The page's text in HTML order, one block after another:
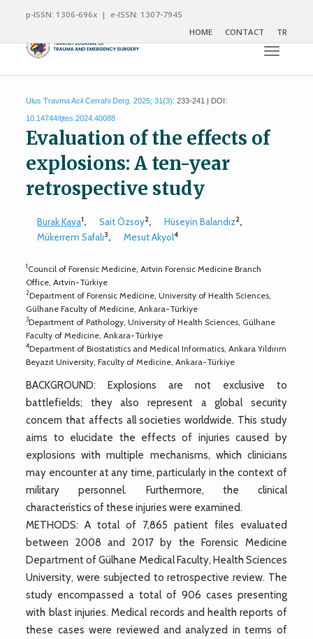
p-ISSN: 1306-696x | e-ISSN: 1307-7945
HOME
CONTACT TR
Toggle
Ulus Travma Acil Cerrahi Derg. 2025; 31(3): 233-241 | DOI:
10.14744/tjtes.2024.40088
Evaluation of the effects of
explosions: A ten-year
retrospective study
Burak Kaya1, Sait Özsoy2, Hüseyin Balandız2,
Mükerrem Safalı3, Mesut Akyol4
1Council of Forensic Medicine, Artvin Forensic Medicine Branch
Office, Artvin-Türkiye
2Department of Forensic Medicine, University of Health Sciences,
Gülhane Faculty of Medicine, Ankara-Türkiye
3Department of Pathology, University of Health Sciences, Gülhane
Faculty of Medicine, Ankara-Türkiye
4Department of Biostatistics and Medical Informatics, Ankara Yıldırım
Beyazıt University, Faculty of Medicine, Ankara-Türkiye
BACKGROUND: Explosions are not exclusive to
battlefields; they also represent a global security
concern that affects all societies worldwide. This study
aims to elucidate the effects of injuries caused by
explosions with multiple mechanisms, which clinicians
may encounter at any time, particularly in the context of
military personnel. Furthermore, the clinical
characteristics of these injuries were examined.
METHODS: A total of 7,865 patient files evaluated
between 2008 and 2017 by the Forensic Medicine
Department of Gülhane Medical Faculty, Health Sciences
University, were subjected to retrospective review. The
study encompassed a total of 906 cases presenting
with blast injuries. Medical records and health reports of
these cases were reviewed and analyzed in terms of